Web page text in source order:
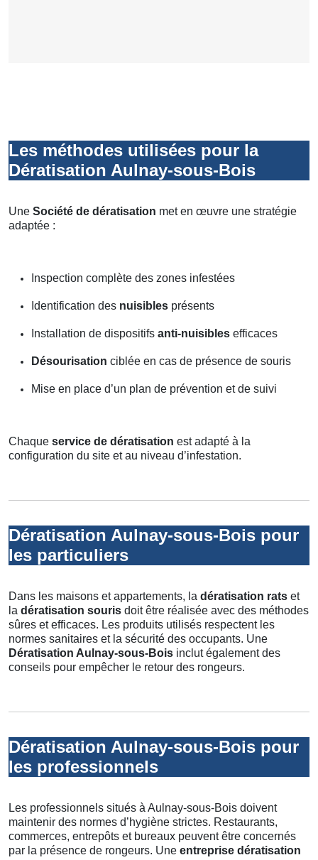
Les méthodes utilisées pour la
Dératisation Aulnay-sous-Bois
Une Société de dératisation met en œuvre une stratégie
adaptée :
Inspection complète des zones infestées
Identification des nuisibles présents
Installation de dispositifs anti-nuisibles efficaces
Désourisation ciblée en cas de présence de souris
Mise en place d’un plan de prévention et de suivi
Chaque service de dératisation est adapté à la
configuration du site et au niveau d’infestation.
Dératisation Aulnay-sous-Bois pour
les particuliers
Dans les maisons et appartements, la dératisation rats et
la dératisation souris doit être réalisée avec des méthodes
sûres et efficaces. Les produits utilisés respectent les
normes sanitaires et la sécurité des occupants. Une
Dératisation Aulnay-sous-Bois inclut également des
conseils pour empêcher le retour des rongeurs.
Dératisation Aulnay-sous-Bois pour
les professionnels
Les professionnels situés à Aulnay-sous-Bois doivent
maintenir des normes d’hygiène strictes. Restaurants,
commerces, entrepôts et bureaux peuvent être concernés
par la présence de rongeurs. Une entreprise dératisation